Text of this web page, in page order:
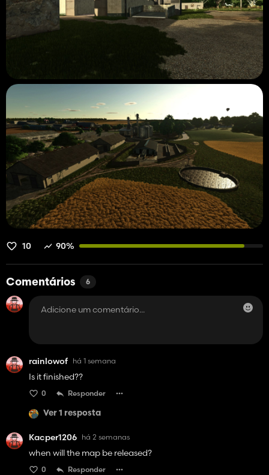
10 90%
Comentários 6
rainlowof há 1 semana
Is it finished??
0 Responder
Ver 1 resposta
Kacper1206 há 2 semanas
when will the map be released?
0 Responder